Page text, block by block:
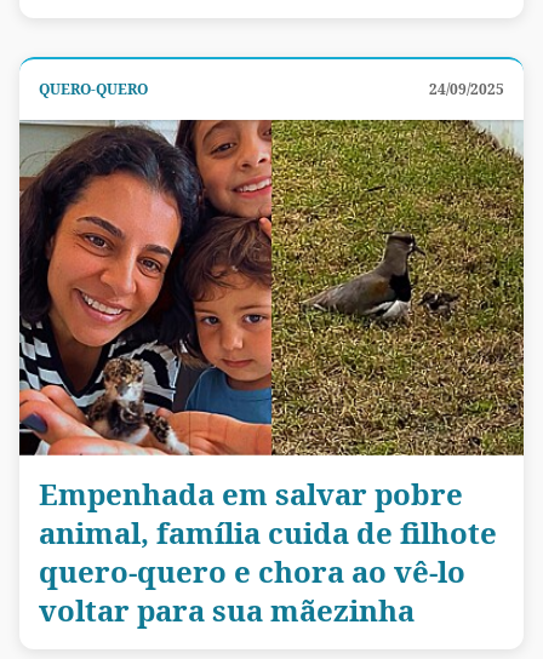
QUERO-QUERO 24/09/2025
Empenhada em salvar pobre
animal, família cuida de filhote
quero-quero e chora ao vê-lo
voltar para sua mãezinha